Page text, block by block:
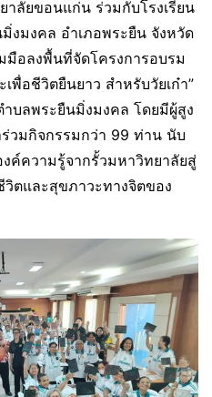
ลัยขอนแก่น ร่วมกับโรงเรียน
งมงคล อำเภอพระยืน จังหวัด
อลงพื้นที่จัดโครงการอบรม
พื่อชีวิตยืนยาว สำหรับวัยเก๋า”
ำบลพระยืนมิ่งมงคล โดยมีผู้สูง
วมกิจกรรมกว่า 99 ท่าน นับ
ค์ความรู้จากรั้วมหาวิทยาลัยสู่
ตและสุขภาวะทางจิตของ